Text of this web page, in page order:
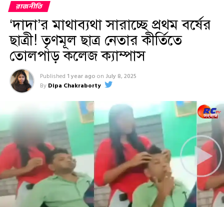
রাজনীতি
‘দাদা’র মাথাব্যথা সারাচ্ছে প্রথম বর্ষের
ছাত্রী! তৃণমূল ছাত্র নেতার কীর্তিতে
তোলপাড় কলেজ ক্যাম্পাস
Published 1 year ago on July 8, 2025
By Dipa Chakraborty